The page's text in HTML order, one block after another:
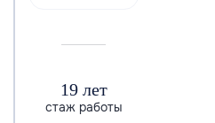
19 лет
стаж работы